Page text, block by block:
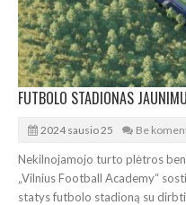
2024 sausio 25 Be
Nekilnojamojo turto plėtros
„Vilnius Football Academy“
statys futbolo stadioną su